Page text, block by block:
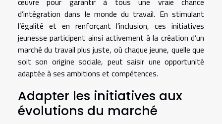
d’intégration dans le monde du travail. En stimulant
l’égalité et en renforçant l’inclusion, ces initiatives
jeunesse participent ainsi activement à la création d’un
marché du travail plus juste, où chaque jeune, quelle que
soit son origine sociale, peut saisir une opportunité
adaptée à ses ambitions et compétences.
Adapter les initiatives aux
évolutions du marché